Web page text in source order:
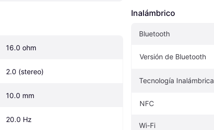
16.0 ohm
2.0 (stereo)
10.0 mm
20.0 Hz
Inalámbrico
Bluetooth
Versión de Bluetooth
Tecnología Inalámbrica
NFC
Wi-Fi